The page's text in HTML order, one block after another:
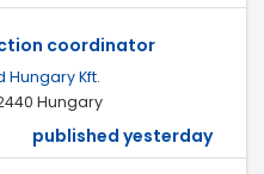
coordinator
Hungary Kft.
Hungary
published yesterday